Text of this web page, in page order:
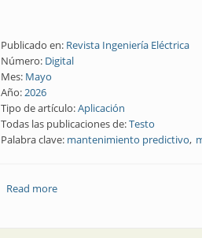
Publicado en: Revista Ingeniería Eléctrica
Número: Digital
Mes: Mayo
Año:2026
Tipo de artículo:Aplicación
Todas las publicaciones de:Testo
Palabra clave: mantenimiento predictivo
Read moreabout Termografía en minería,